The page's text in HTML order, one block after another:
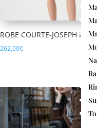
ROBE COURTE-JOSEPH
262,00€